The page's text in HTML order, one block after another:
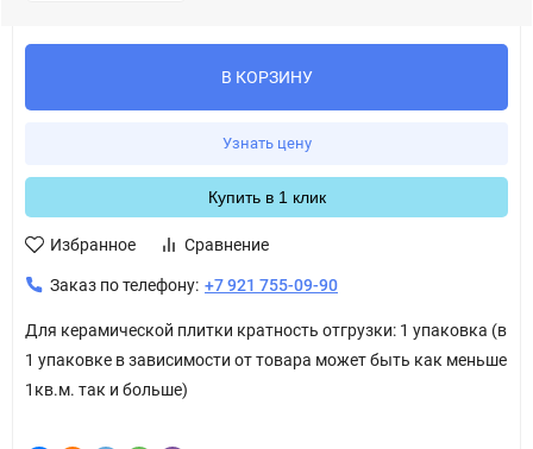
В КОРЗИНУ
Узнать цену
Купить в 1 клик
Избранное Сравнение
Заказ по телефону: +7 921 755-09-90
Для керамической плитки кратность отгрузки: 1 упаковка (в
1 упаковке в зависимости от товара может быть как меньше
1кв.м. так и больше)